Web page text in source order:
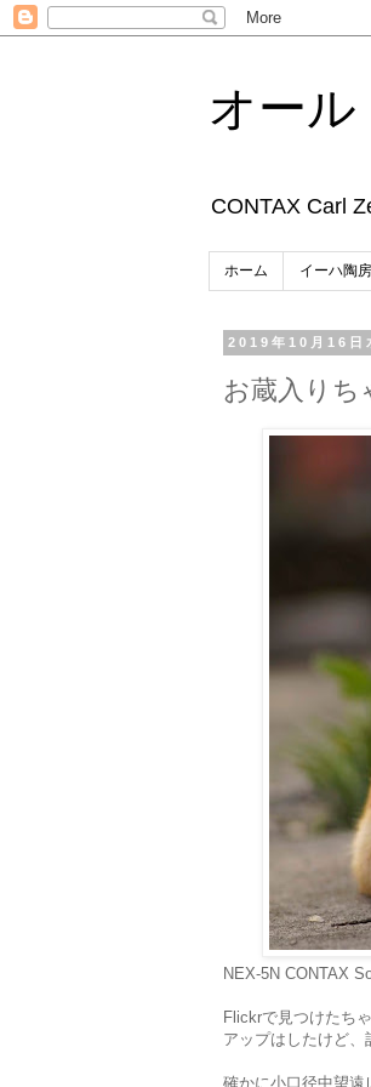
オール
CONTAX Carl
ホーム イーハ陶
2019年10月16日
お蔵入りち
NEX-5N CONTAX
Flickrで見つけたち
アップはしたけど
確かに小口径中望遠